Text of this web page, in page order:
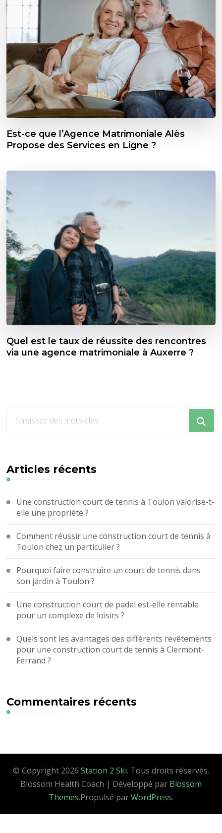
Est-ce que l’Agence Matrimoniale Alès
Propose des Services en Ligne ?
Quel est le taux de réussite des rencontres
via une agence matrimoniale à Auxerre ?
?
Articles récents
Une construction court de tennis à Toulon valorise-t-
elle une propriété ?
Comment réussir une construction court de tennis à
Toulon chez un particulier ?
Pourquoi faire construire un court de tennis dans
son jardin à Toulon ?
Une construction court de padel est-elle rentable
pour un complexe de loisirs ?
Quels sont les avantages des différents revêtements
pour une construction court de tennis à Clermont-
Ferrand ?
Commentaires récents
© Copyright 2026 Station 2 Ski. Tous droits réservés.
Blossom Health Coach | Développé par Blossom
Themes.Propulsé parWordPress.